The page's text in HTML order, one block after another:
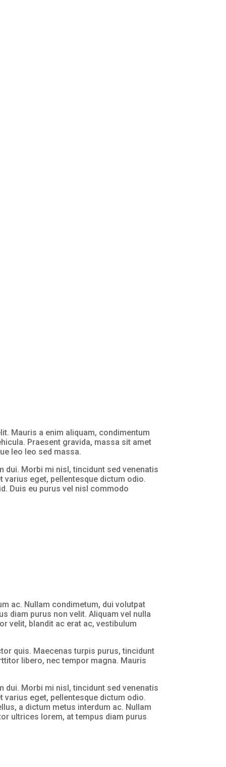
Mauris a enim aliquam, condimentum
Praesent gravida, massa sit amet
leo leo sed massa.
dui. Morbi mi nisl, tincidunt sed venenatis
eget, pellentesque dictum odio.
Duis eu purus vel nisl commodo
ac. Nullam condimetum, dui volutpat
diam purus non velit. Aliquam vel nulla
velit, blandit ac erat ac, vestibulum
quis. Maecenas turpis purus, tincidunt
libero, nec tempor magna. Mauris
dui. Morbi mi nisl, tincidunt sed venenatis
eget, pellentesque dictum odio.
a dictum metus interdum ac. Nullam
ultrices lorem, at tempus diam purus